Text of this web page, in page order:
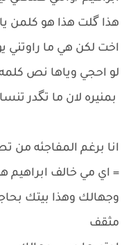
هذا گلت هذا هو كلمن
اخت لكن هي ما راوتني
لو احجي وياها نص كلمه
بمنيره لان ما تگدر
انا برغم المفاجئه من
= اي مي خالف ابراهيم
وجهالك وهذا بيتك
مثقف